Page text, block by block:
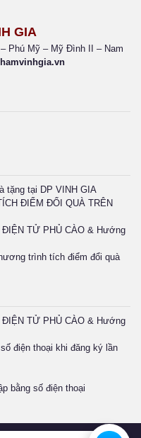
GIA
Phú Mỹ – Mỹ Đình II – Nam
tặng tại DP VINH GIA
ĐIỂM ĐỔI QUÀ TRÊN
ĐIỆN TỬ PHỦ CÀO & Hướng
trình tích điểm đổi quà
ĐIỆN TỬ PHỦ CÀO & Hướng
điện thoại khi đăng ký lần
bằng số điện thoại